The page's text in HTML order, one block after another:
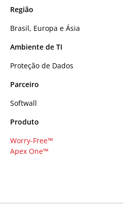
Região
Brasil, Europa e Ásia
Ambiente de TI
Proteção de Dados
Parceiro
Softwall
Produto
Worry-Free™
Apex One™